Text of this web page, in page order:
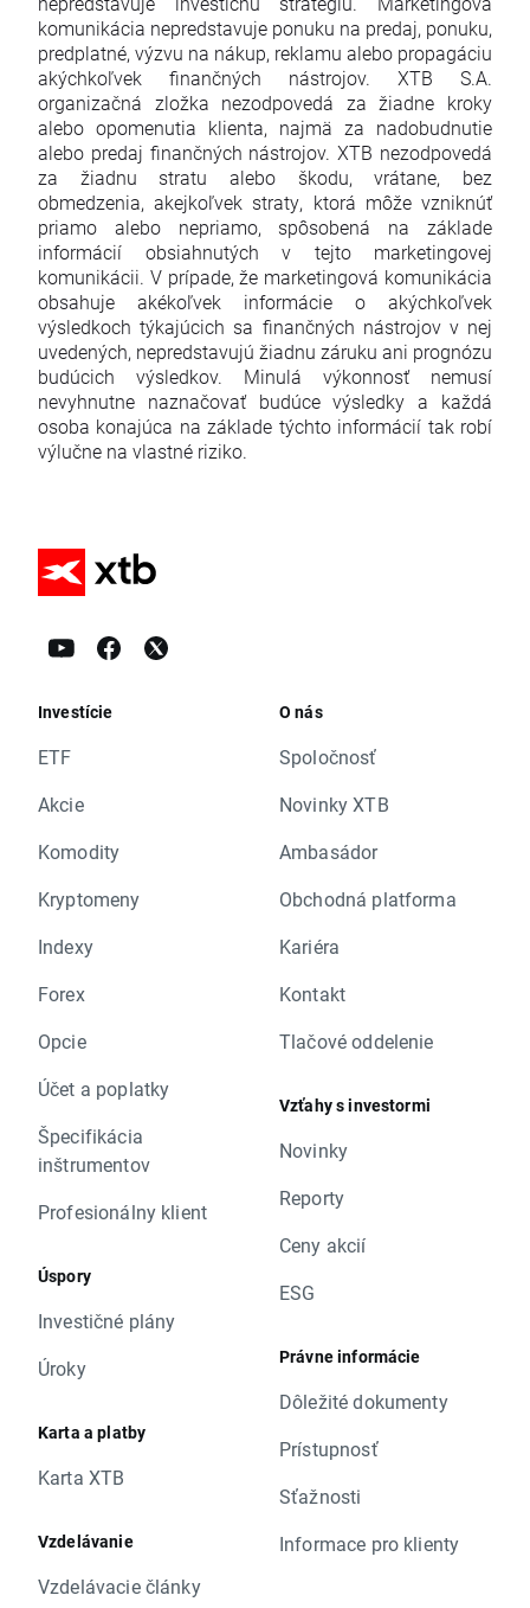
komunikácia nepredstavuje ponuku na predaj, ponuku,
predplatné, výzvu na nákup, reklamu alebo propagáciu
akýchkoľvek finančných nástrojov. XTB S.A.
organizačná zložka nezodpovedá za žiadne kroky
alebo opomenutia klienta, najmä za nadobudnutie
alebo predaj finančných nástrojov. XTB nezodpovedá
za žiadnu stratu alebo škodu, vrátane, bez
obmedzenia, akejkoľvek straty, ktorá môže vzniknúť
priamo alebo nepriamo, spôsobená na základe
informácií obsiahnutých v tejto marketingovej
komunikácii. V prípade, že marketingová komunikácia
obsahuje akékoľvek informácie o akýchkoľvek
výsledkoch týkajúcich sa finančných nástrojov v nej
uvedených, nepredstavujú žiadnu záruku ani prognózu
budúcich výsledkov. Minulá výkonnosť nemusí
nevyhnutne naznačovať budúce výsledky a každá
osoba konajúca na základe týchto informácií tak robí
výlučne na vlastné riziko.
Investície
ETF
Akcie
Komodity
Kryptomeny
Indexy
Forex
Opcie
Účet a poplatky
Špecifikácia
inštrumentov
Profesionálny klient
Úspory
Investičné plány
Úroky
Karta a platby
Karta XTB
Vzdelávanie
Vzdelávacie články
O nás
Spoločnosť
Novinky XTB
Ambasádor
Obchodná platforma
Kariéra
Kontakt
Tlačové oddelenie
Vzťahy s investormi
Novinky
Reporty
Ceny akcií
ESG
Právne informácie
Dôležité dokumenty
Prístupnosť
Sťažnosti
Informace pro klienty